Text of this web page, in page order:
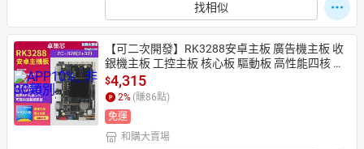
找相似
【可二次開發】RK3288安卓主板 廣告機主板 收
銀機主板 工控主板 核心板 驅動板 高性能四核 支
持液晶屏 廣告/售貨/收銀系統專用
$4,315
2% (賺86點)
免運
和購大賣場